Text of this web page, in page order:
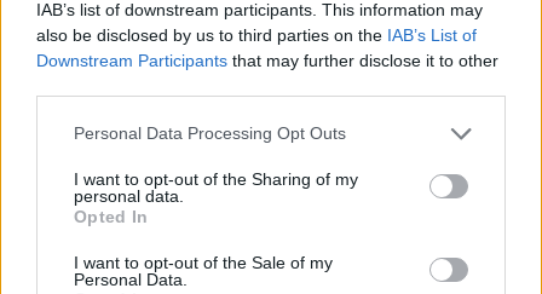
IAB’s list of downstream participants. This information may
also be disclosed by us to third parties on the IAB’s List of
Downstream Participants that may further disclose it to other
Personal Data Processing Opt Outs
I want to opt-out of the Sharing of my
personal data.
Opted In
I want to opt-out of the Sale of my
Personal Data.